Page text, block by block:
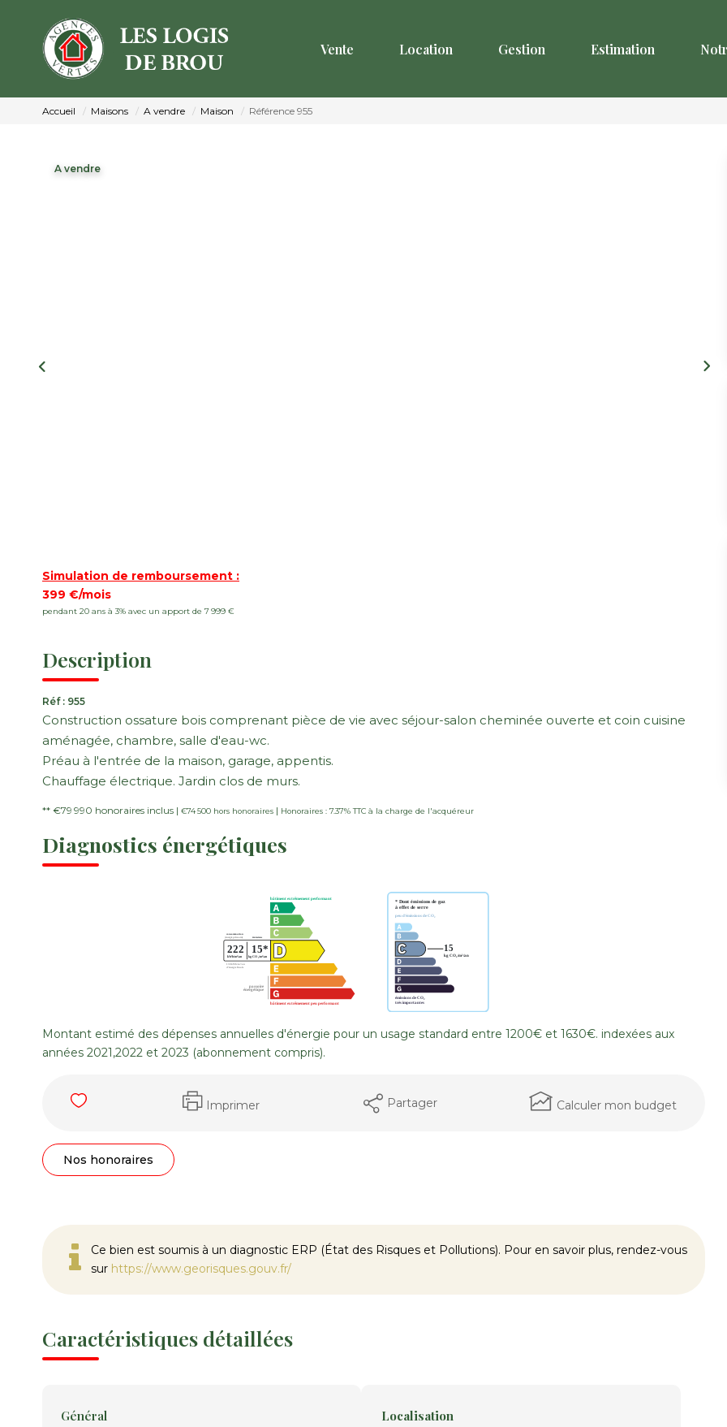
Vente Location Gestion Estimation
Accueil Maisons A vendre Maison Référence 955
A vendre
Simulation de remboursement :
399 €/mois
pendant 20 ans à 3% avec un apport de 7 999 €
Description
Réf : 955
Construction ossature bois comprenant pièce de vie avec séjour-salon cheminée ouverte et coin cuisine
aménagée, chambre, salle d'eau-wc.
Préau à l'entrée de la maison, garage, appentis.
Chauffage électrique. Jardin clos de murs.
** €79 990 honoraires inclus | €74 500 hors honoraires | Honoraires : 7.37% TTC à la charge de l'acquéreur
Diagnostics énergétiques
Montant estimé des dépenses annuelles d'énergie pour un usage standard entre 1200€ et 1630€. indexées aux
années 2021,2022 et 2023 (abonnement compris).
Imprimer Partager Calculer mon budget
Nos honoraires
Ce bien est soumis à un diagnostic ERP (État des Risques et Pollutions). Pour en savoir plus, rendez-vous
sur https://www.georisques.gouv.fr/
Caractéristiques détaillées
Général Localisation